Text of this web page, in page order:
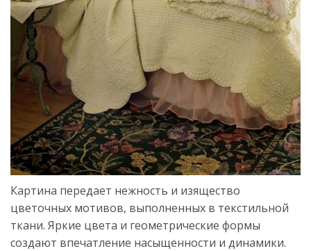
Картина передает нежность и изящество
цветочных мотивов, выполненных в текстильной
ткани. Яркие цвета и геометрические формы
создают впечатление насыщенности и динамики.